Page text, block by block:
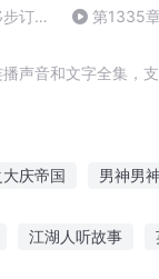
订阅
第1335
声音和文字全集，
庆帝国 男神男
江湖人听故事